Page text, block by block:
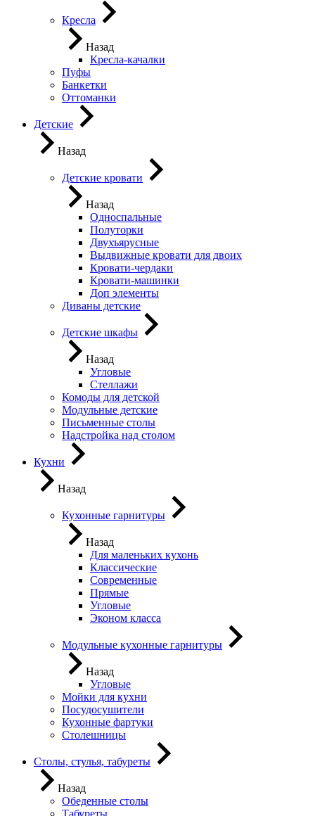
Кресла
Назад
Кресла-качалки
Пуфы
Банкетки
Оттоманки
Детские
Назад
Детские кровати
Назад
Односпальные
Полуторки
Двухъярусные
Выдвижные кровати для двоих
Кровати-чердаки
Кровати-машинки
Доп элементы
Диваны детские
Детские шкафы
Назад
Угловые
Стеллажи
Комоды для детской
Модульные детские
Письменные столы
Надстройка над столом
Кухни
Назад
Кухонные гарнитуры
Назад
Для маленьких кухонь
Классические
Современные
Прямые
Угловые
Эконом класса
Модульные кухонные гарнитуры
Назад
Угловые
Мойки для кухни
Посудосушители
Кухонные фартуки
Столешницы
Столы, стулья, табуреты
Назад
Обеденные столы
Табуреты